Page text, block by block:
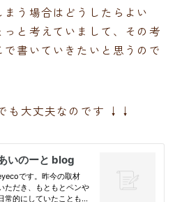
う場合はどうしたらよい
と考えていまして、その考
書いていきたいと思うので
も大丈夫なのです ↓↓